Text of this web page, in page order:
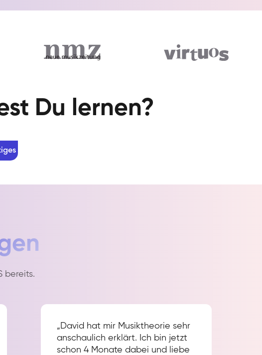
Du lernen?
bereits.
„David hat mir Musiktheorie sehr
anschaulich erklärt. Ich bin jetzt
schon 4 Monate dabei und liebe